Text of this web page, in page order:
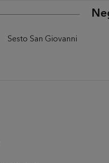
Sesto San Giovanni